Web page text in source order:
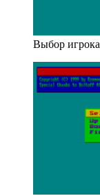
Выбор игрока